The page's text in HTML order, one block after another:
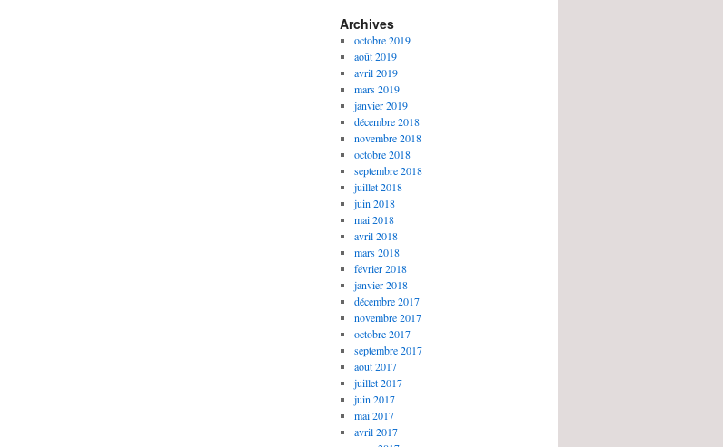
Archives
octobre 2019
août 2019
avril 2019
mars 2019
janvier 2019
décembre 2018
novembre 2018
octobre 2018
septembre 2018
juillet 2018
juin 2018
mai 2018
avril 2018
mars 2018
février 2018
janvier 2018
décembre 2017
novembre 2017
octobre 2017
septembre 2017
août 2017
juillet 2017
juin 2017
mai 2017
avril 2017